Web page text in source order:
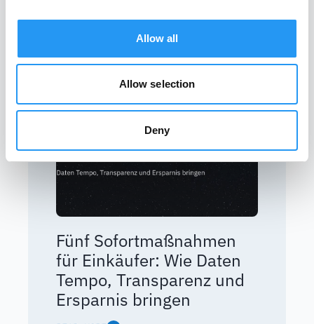
Allow all
Allow selection
Deny
BLOG ARTICLE
Fünf Sofortmaßnahmen
für Einkäufer: Wie Daten
Tempo, Transparenz und
Ersparnis bringen